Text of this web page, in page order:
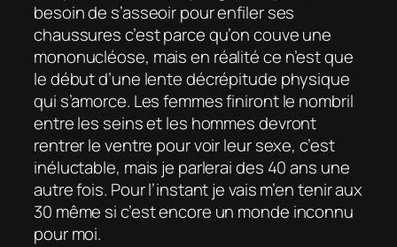
besoin de s’asseoir pour enfiler ses
chaussures c’est parce qu’on couve une
mononucléose, mais en réalité ce n’est que
le début d’une lente décrépitude physique
qui s’amorce. Les femmes finiront le nombril
entre les seins et les hommes devront
rentrer le ventre pour voir leur sexe, c’est
inéluctable, mais je parlerai des 40 ans une
autre fois. Pour l’instant je vais m’en tenir aux
30 même si c’est encore un monde inconnu
pour moi.